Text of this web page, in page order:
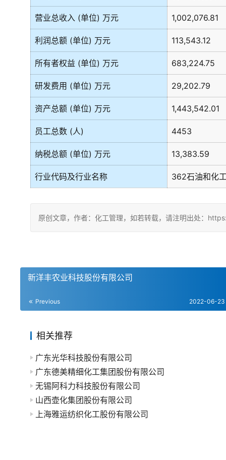
营业总收入 (单位) 万元 1,002,076.81
利润总额 (单位) 万元 113,543.12
所有者权益 (单位) 万元 683,224.75
研发费用 (单位) 万元 29,202.79
资产总额 (单位) 万元 1,443,542.01
员工总数 (人) 4453
纳税总额 (单位) 万元 13,383.59
行业代码及行业名称 362石油和化
原创文章，作者：化工管理，如若转载，请注明出处：
新洋丰农业科技股份有限公司
Previous 2022-06-23
相关推荐
广东光华科技股份有限公司
广东德美精细化工集团股份有限公司
无锡阿科力科技股份有限公司
山西壶化集团股份有限公司
上海雅运纺织化工股份有限公司